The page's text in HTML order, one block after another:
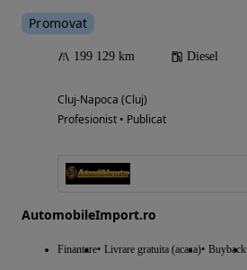
Promovat
199 129 km Diesel
Cluj-Napoca (Cluj)
Profesionist • Publicat
AutomobileImport.ro
Finantare Livrare gratuita (acasa) Buyback